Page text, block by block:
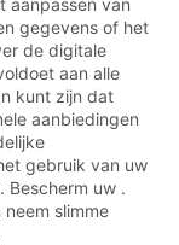
gegevens of het
de digitale
aan alle
kunt zijn dat
aanbiedingen
gebruik van uw
uw .
slimme